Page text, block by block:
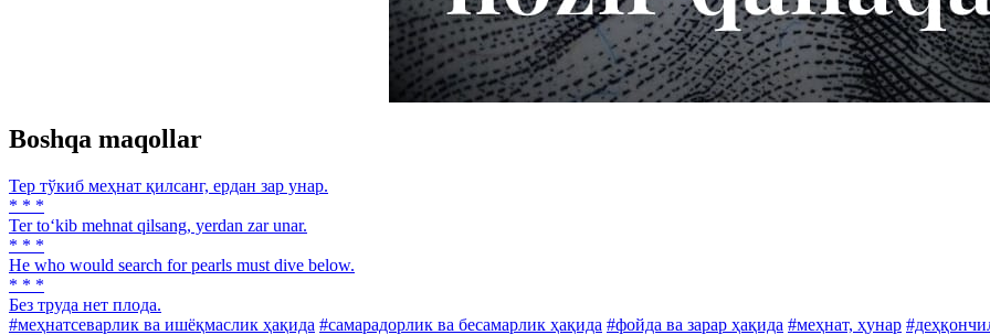
Boshqa maqollar
Тер тўкиб меҳнат қилсанг, ердан зар унар.
* * *
Ter to‘kib mehnat qilsang, yerdan zar unar.
* * *
He who would search for pearls must dive below.
* * *
Без труда нет плода.
#меҳнатсеварлик ва ишёқмаслик ҳақида #самарадорлик ва бесамарлик ҳақида #фойда ва зарар ҳақида #меҳнат, ҳунар